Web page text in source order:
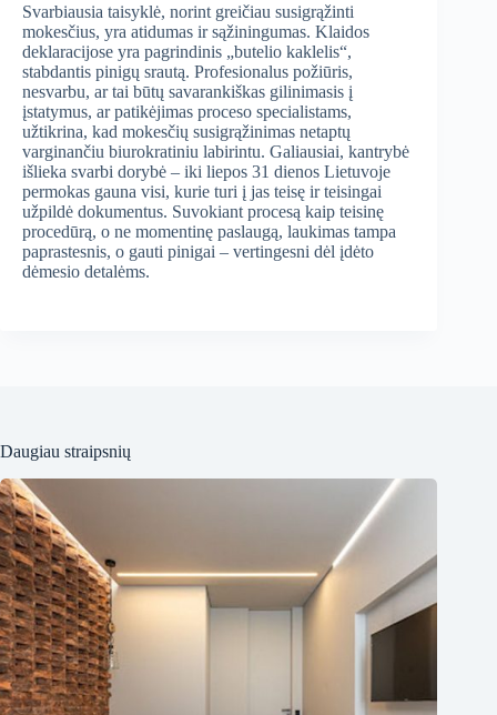
Svarbiausia taisyklė, norint greičiau susigrąžinti
mokesčius, yra atidumas ir sąžiningumas. Klaidos
deklaracijose yra pagrindinis „butelio kaklelis“,
stabdantis pinigų srautą. Profesionalus požiūris,
nesvarbu, ar tai būtų savarankiškas gilinimasis į
įstatymus, ar patikėjimas proceso specialistams,
užtikrina, kad mokesčių susigrąžinimas netaptų
varginančiu biurokratiniu labirintu. Galiausiai, kantrybė
išlieka svarbi dorybė – iki liepos 31 dienos Lietuvoje
permokas gauna visi, kurie turi į jas teisę ir teisingai
užpildė dokumentus. Suvokiant procesą kaip teisinę
procedūrą, o ne momentinę paslaugą, laukimas tampa
paprastesnis, o gauti pinigai – vertingesni dėl įdėto
dėmesio detalėms.
Daugiau straipsnių